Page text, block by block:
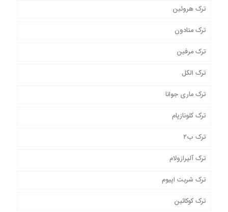
ترک هروئین
ترک متادون
ترک مرفین
ترک الکل
ترک ماری جوانا
ترک کلونازپام
ترک ب۲
ترک آلپرازولام
ترک شربت اپیوم
ترک کوکائین